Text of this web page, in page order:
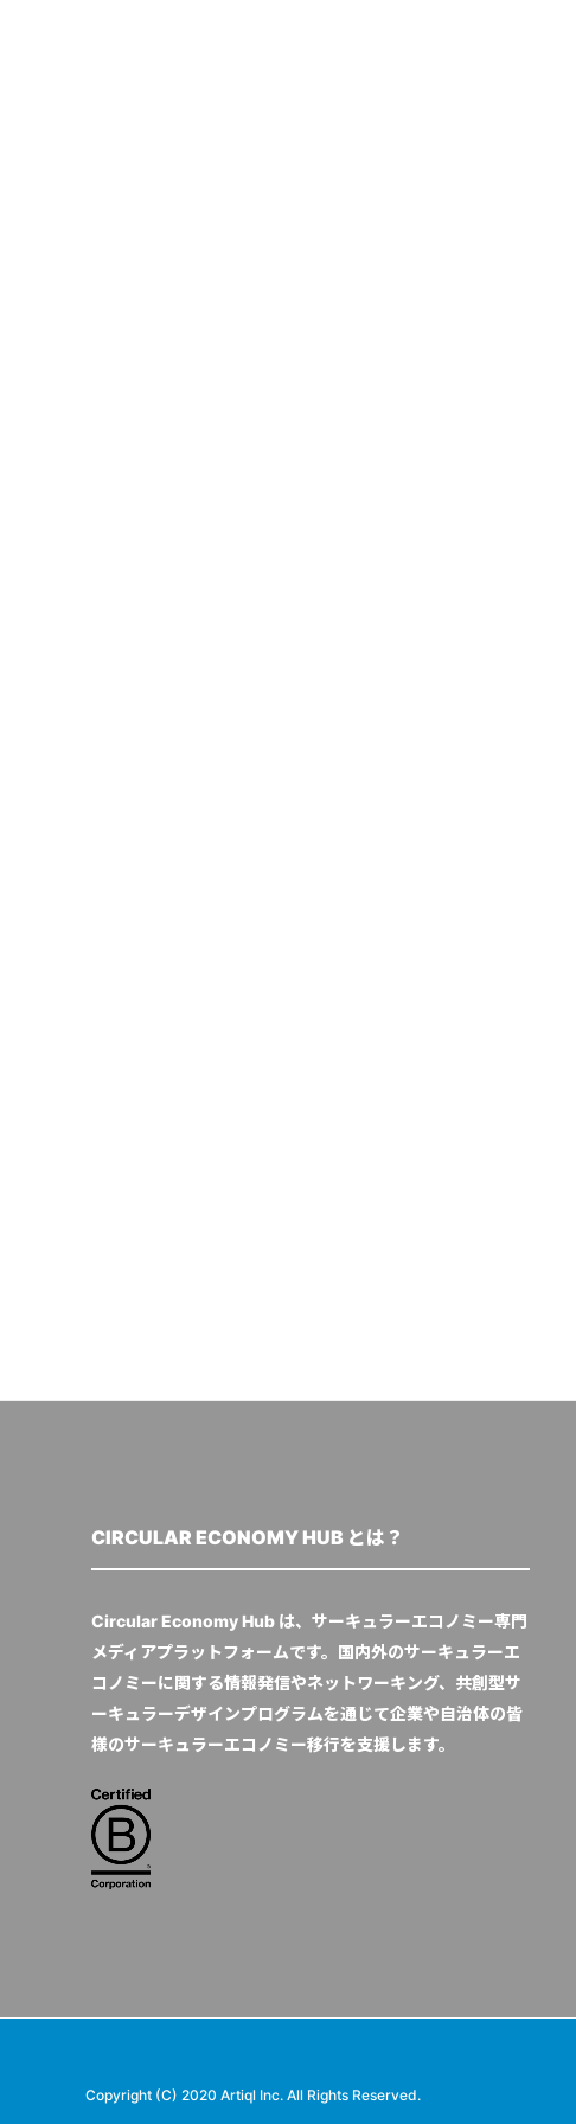
CIRCULAR ECONOMY HUB とは？
Circular Economy Hub は、サーキュラーエコノミー専門
メディアプラットフォームです。国内外のサーキュラーエ
コノミーに関する情報発信やネットワーキング、共創型サ
ーキュラーデザインプログラムを通じて企業や自治体の皆
様のサーキュラーエコノミー移行を支援します。
Copyright (C) 2020 Artiql Inc. All Rights Reserved.